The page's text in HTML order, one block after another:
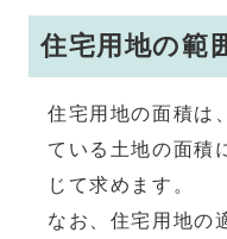
住宅用地の範
住宅用地の面積は
ている土地の面積
じて求めます。
なお、住宅用地の